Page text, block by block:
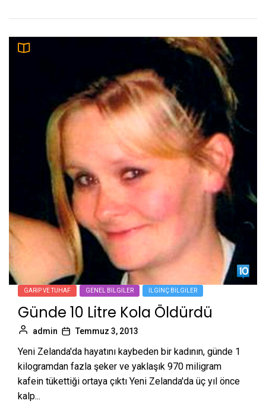
GARIP VE TUHAF GENEL BILGILER İLGINÇ BILGILER
Günde 10 Litre Kola Öldürdü
admin Temmuz 3, 2013
Yeni Zelanda'da hayatını kaybeden bir kadının, günde 1
kilogramdan fazla şeker ve yaklaşık 970 miligram
kafein tükettiği ortaya çıktı Yeni Zelanda'da üç yıl önce
kalp...